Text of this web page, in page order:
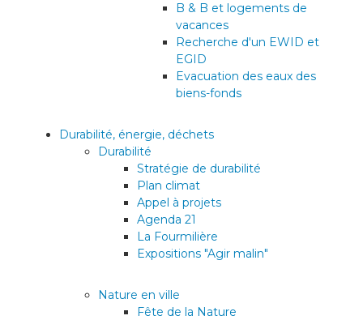
B & B et logements de
vacances
Recherche d'un EWID et
EGID
Evacuation des eaux des
biens-fonds
Durabilité, énergie, déchets
Durabilité
Stratégie de durabilité
Plan climat
Appel à projets
Agenda 21
La Fourmilière
Expositions "Agir malin"
Nature en ville
Fête de la Nature